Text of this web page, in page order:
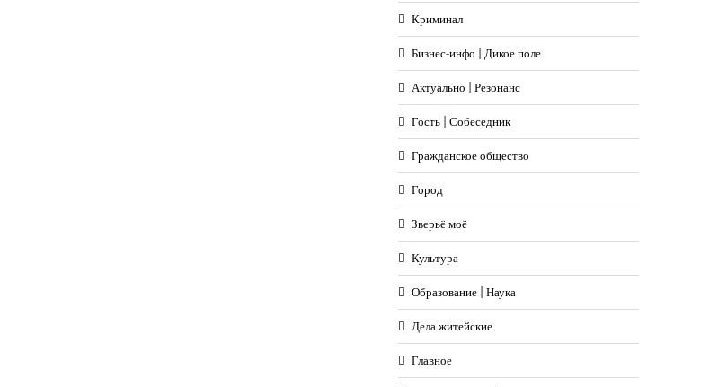
Криминал
Бизнес-инфо | Дикое поле
Актуально | Резонанс
Гость | Собеседник
Гражданское общество
Город
Зверьё моё
Культура
Образование | Наука
Дела житейские
Главное